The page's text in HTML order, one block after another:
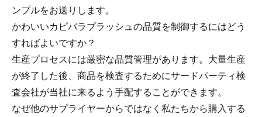
ンプルをお送りします。
かわいいカピバラプラッシュの品質を制御するにはどう
すればよいですか？
生産プロセスには厳密な品質管理があります。大量生産
が終了した後、商品を検査するためにサードパーティ検
査会社が当社に来るよう手配することができます。
なぜ他のサプライヤーからではなく私たちから購入する